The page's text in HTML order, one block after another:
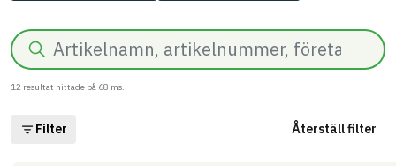
Sök
12 resultat hittade på 68 ms.
Filter Återställ filter